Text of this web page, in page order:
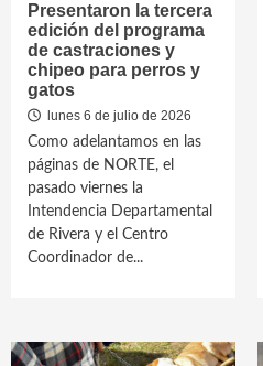
Presentaron la tercera
edición del programa
de castraciones y
chipeo para perros y
gatos
lunes 6 de julio de 2026
Como adelantamos en las
páginas de NORTE, el
pasado viernes la
Intendencia Departamental
de Rivera y el Centro
Coordinador de...